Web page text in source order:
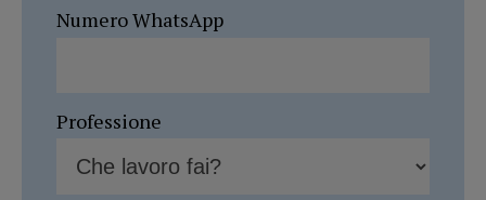
Numero WhatsApp
Professione